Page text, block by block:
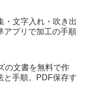
・文字入れ・吹き出
アプリで加工の手順
の文書を無料で作
と手順。PDF保存す